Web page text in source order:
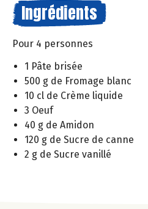
Ingrédients
Pour 4 personnes
1 Pâte brisée
500 g de Fromage blanc
10 cl de Crème liquide
3 Oeuf
40 g de Amidon
120 g de Sucre de canne
2 g de Sucre vanillé